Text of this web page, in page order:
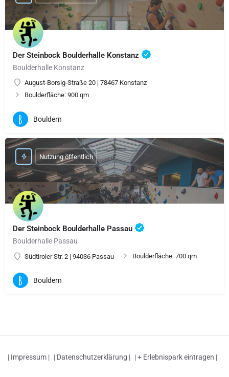
Der Steinbock Boulderhalle Konstanz
Boulderhalle Konstanz
August-Borsig-Straße 20 | 78467 Konstanz
Boulderfläche: 900 qm
Bouldern
Der Steinbock Boulderhalle Passau
Boulderhalle Passau
Südtiroler Str. 2 | 94036 Passau Boulderfläche: 700 qm
Nutzung öffentlich
Bouldern
| Impressum | | Datenschutzerklärung | | + Erlebnispark eintragen |